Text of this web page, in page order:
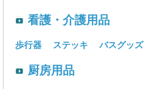
看護・介護用品
歩行器 ステッキ バスグッズ
厨房用品